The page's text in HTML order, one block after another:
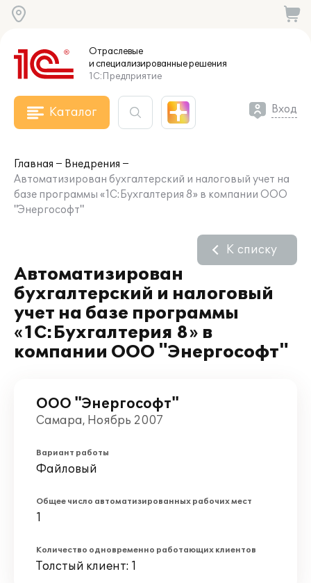
Отраслевые
и специализированныерешения
1С:Предприятие
Каталог Вход
Главная
Внедрения
Автоматизирован бухгалтерский и налоговый учет на
базе программы «1С:Бухгалтерия 8» в компании ООО
"Энергософт"
Автоматизирован
бухгалтерский и налоговый
учет на базе программы
«1С:Бухгалтерия 8» в
компании ООО "Энергософт"
К списку
ООО "Энергософт"
Самара, Ноябрь 2007
Вариант работы
Файловый
Общее число автоматизированных рабочих мест
1
Количество одновременно работающих клиентов
Толстый клиент: 1